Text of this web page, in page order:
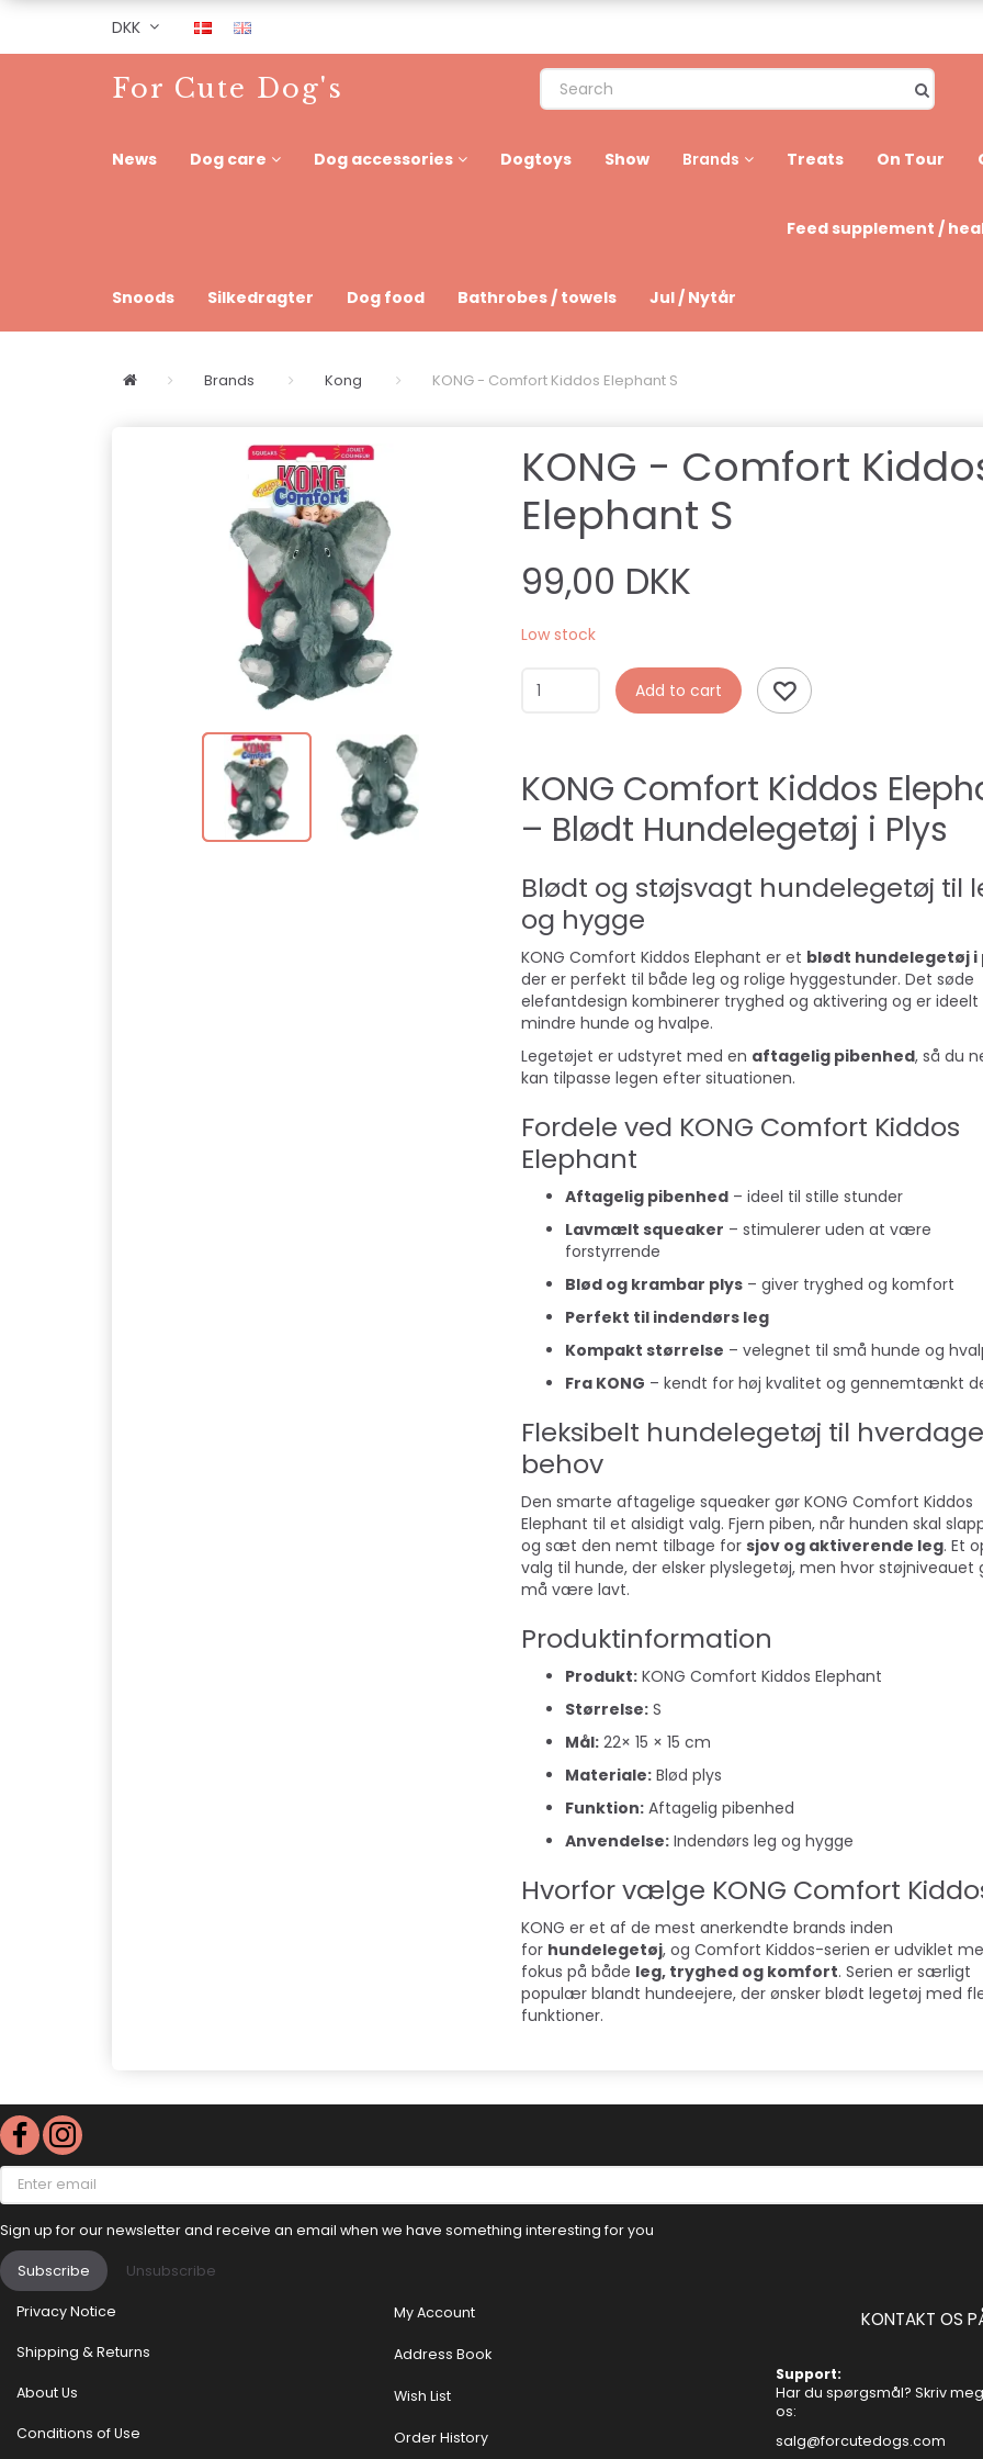
DKK
For Cute Dog's
News Dog care Dog accessories Dogtoys Show Brands Treats On Tour
Feed supplement /
Snoods Silkedragter Dog food Bathrobes / towels Jul / Nytår
Brands Kong KONG - Comfort Kiddos Elephant S
KONG - Comfort
Elephant S
99,00 DKK
Low stock
Add to cart
KONG Comfort Kiddos
– Blødt Hundelegetøj i Plys
Blødt og støjsvagt hundelegetøj til
og hygge
KONG Comfort Kiddos Elephant er et blødt hundelegetøj i
der er perfekt til både leg og rolige hyggestunder. Det søde
elefantdesign kombinerer tryghed og aktivering og er ideelt
mindre hunde og hvalpe.
Legetøjet er udstyret med en aftagelig pibenhed, så du
kan tilpasse legen efter situationen.
Fordele ved KONG Comfort Kiddos
Elephant
Aftagelig pibenhed – ideel til stille stunder
Lavmælt squeaker – stimulerer uden at være
forstyrrende
Blød og krambar plys – giver tryghed og komfort
Perfekt til indendørs leg
Kompakt størrelse – velegnet til små hunde og
Fra KONG – kendt for høj kvalitet og gennemtænkt
Fleksibelt hundelegetøj til
behov
Den smarte aftagelige squeaker gør KONG Comfort Kiddos
Elephant til et alsidigt valg. Fjern piben, når hunden skal
og sæt den nemt tilbage forsjov og aktiverende leg. Et
valg til hunde, der elsker plyslegetøj, men hvor støjniveauet
må være lavt.
Produktinformation
Produkt: KONG Comfort Kiddos Elephant
Størrelse: S
Mål: 22× 15 × 15 cm
Materiale: Blød plys
Funktion: Aftagelig pibenhed
Anvendelse: Indendørs leg og hygge
Hvorfor vælge KONG Comfort
KONG er et af de mest anerkendte brands inden
for hundelegetøj, og Comfort Kiddos-serien er udviklet
fokus på både leg, tryghed og komfort. Serien er særligt
populær blandt hundeejere, der ønsker blødt legetøj med
funktioner.
Enter
email
Sign up for our newsletter and receive an email when we have something interesting for you
Subscribe Unsubscribe
Privacy Notice
Shipping & Returns
About Us
Conditions of Use
My Account
Address Book
Wish List
Order History
KONTAKT OS
Support:
Har du spørgsmål? Skriv
os:
salg@forcutedogs.com